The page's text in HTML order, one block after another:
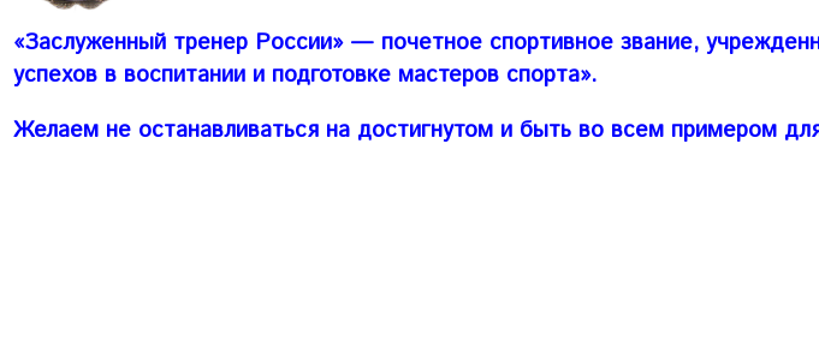
«Заслуженный тренер России» — почетное спортивное звание,
успехов в воспитании и подготовке мастеров спорта».
Желаем не останавливаться на достигнутом и быть во всем примером